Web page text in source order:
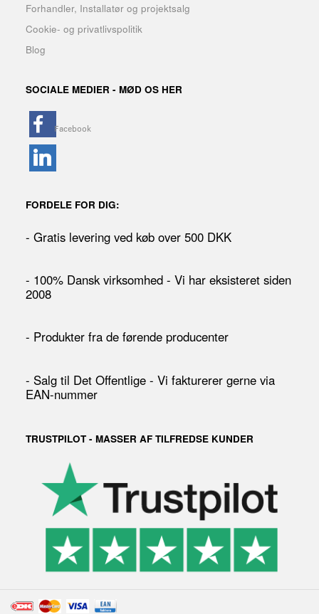
Forhandler, Installatør og projektsalg
Cookie- og privatlivspolitik
Blog
SOCIALE MEDIER - MØD OS HER
FORDELE FOR DIG:
- Gratis levering ved køb over 500 DKK
- 100% Dansk virksomhed - Vi har eksisteret siden
2008
- Produkter fra de førende producenter
- Salg til Det Offentlige - Vi fakturerer gerne via
EAN-nummer
TRUSTPILOT - MASSER AF TILFREDSE KUNDER